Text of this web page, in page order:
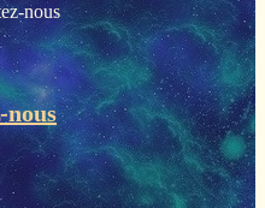
nous
nous